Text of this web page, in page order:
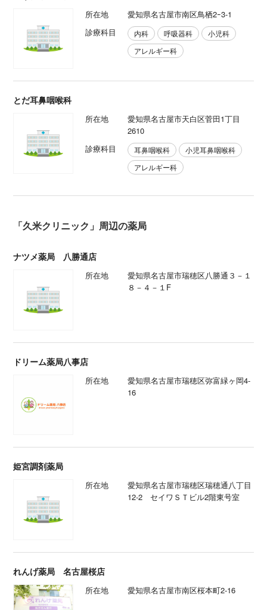
所在地
愛知県名古屋市南区鳥栖2ｰ3-1
診療科目
内科 呼吸器科
小児科
アレルギー科
とだ耳鼻咽喉科
所在地
愛知県名古屋市天白区菅田1丁目
2610
診療科目
耳鼻咽喉科
小児耳鼻咽喉科
アレルギー科
「久米クリニック」周辺の薬局
ナツメ薬局 八勝通店
所在地
愛知県名古屋市瑞穂区八勝通３－１
８－４－１F
ドリーム薬局八事店
所在地
愛知県名古屋市瑞穂区弥富緑ヶ岡4-
16
姫宮調剤薬局
所在地
愛知県名古屋市瑞穂区瑞穂通八丁目
12-2 セイワＳＴビル2階東号室
れんげ薬局 名古屋桜店
所在地 愛知県名古屋市南区桜本町2-16